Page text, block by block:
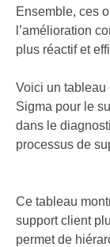
Ensemble, ces
l’amélioration
plus réactif et
Voici un
Sigma pour le
dans le
processus de
Ce tableau
support client
permet de